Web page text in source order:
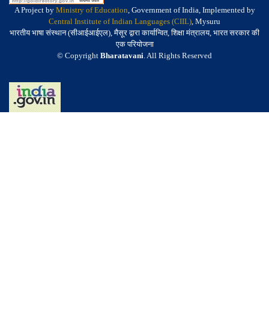
A Project by Ministry of Education, Government of India, Implemented by
Central Institute of Indian Languages (CIIL), Mysuru
भारतीय भाषा संस्थान (सीआईआईएल), मैसूर द्वारा कार्यान्वित, शिक्षा मंत्रालय, भारत सरकार की
एक परियोजना
© Copyright Bharatavani. All Rights Reserved